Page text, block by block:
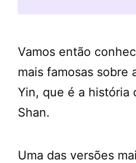
Vamos então
mais famosas sobre
Yin, que é a história
Shan.
Uma das versões